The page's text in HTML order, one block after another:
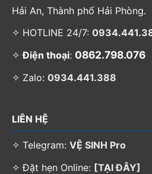
Hải An, Thành phố Hải Phòng.
✧ HOTLINE 24/7:
✧Điện thoại: 0862.798.076
✧ Zalo: 0934.441.388
LIÊN HỆ
✧ Telegram: VỆ SINH Pro
✧ Đặt hẹn Online: [TẠI ĐÂY]